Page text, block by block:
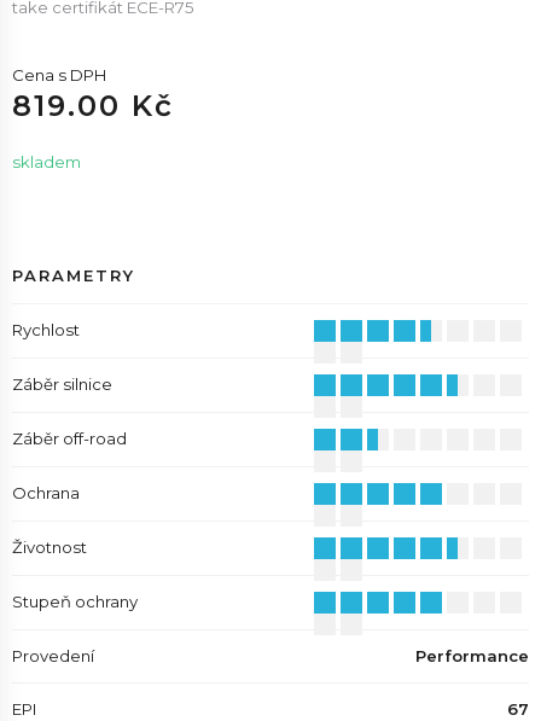
take certifikát ECE-R75
Cena s DPH
819.00 Kč
skladem
PARAMETRY
Rychlost
Záběr silnice
Záběr off-road
Ochrana
Životnost
Stupeň ochrany
Provedení Performance
EPI 67